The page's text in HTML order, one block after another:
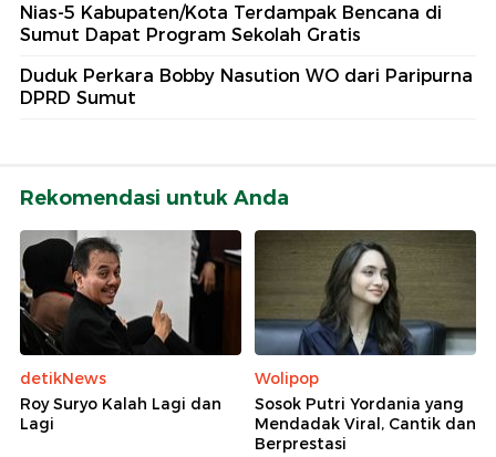
Nias-5 Kabupaten/Kota Terdampak Bencana di
Sumut Dapat Program Sekolah Gratis
Duduk Perkara Bobby Nasution WO dari Paripurna
DPRD Sumut
Rekomendasi untuk Anda
detikNews
Roy Suryo Kalah Lagi dan
Lagi
Wolipop
Sosok Putri Yordania yang
Mendadak Viral, Cantik dan
Berprestasi